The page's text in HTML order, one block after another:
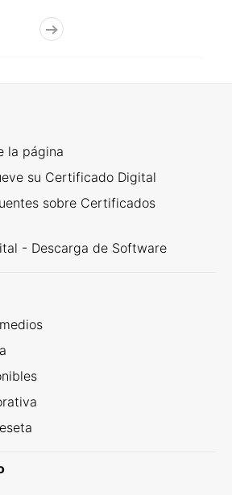
la página
su Certificado Digital
sobre Certificados
- Descarga de Software